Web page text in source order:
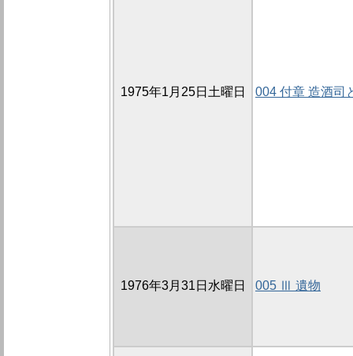
1975年1月25日土曜日 004 付章 造酒司
1976年3月31日水曜日 005 Ⅲ 遺物